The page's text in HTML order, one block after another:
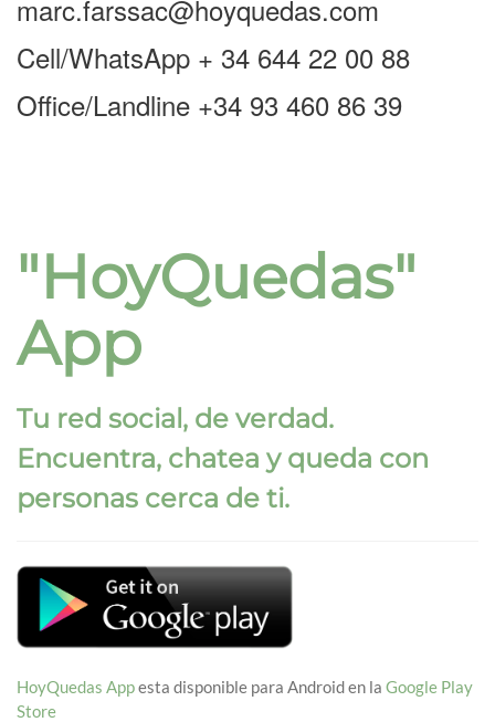
marc.farssac@hoyquedas.com
Cell/WhatsApp + 34 644 22 00 88
Office/Landline +34 93 460 86 39
"HoyQuedas"
App
Tu red social, de verdad.
Encuentra, chatea y queda con
personas cerca de ti.
HoyQuedas Appesta disponible para Android en la Google Play
Store